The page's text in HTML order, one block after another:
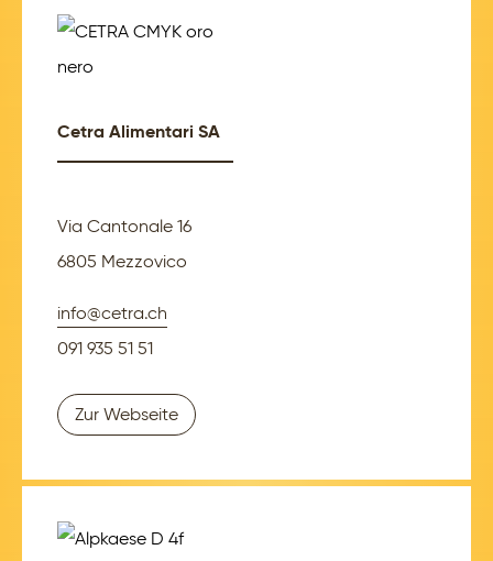
Cetra Alimentari SA
Via Cantonale 16
6805 Mezzovico
info@cetra.ch
091 935 51 51
Zur Webseite